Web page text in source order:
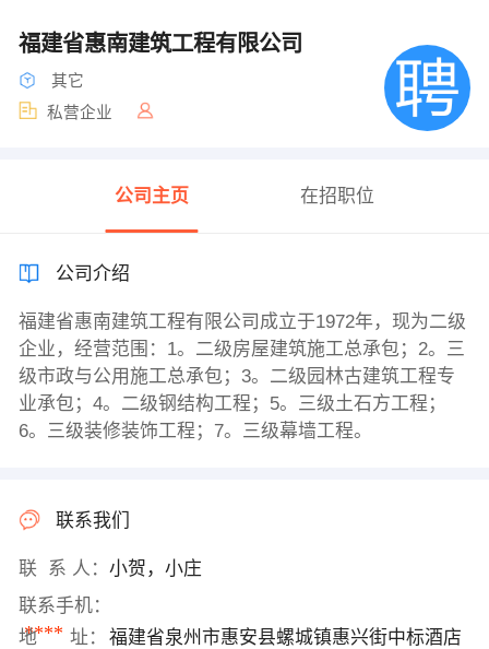
福建省惠南建筑工程有限公司
其它
私营企业
公司主页 在招职位
公司介绍
福建省惠南建筑工程有限公司成立于1972年，现为二级
企业，经营范围：1。二级房屋建筑施工总承包；2。三
级市政与公用施工总承包；3。二级园林古建筑工程专
业承包；4。二级钢结构工程；5。三级土石方工程；
6。三级装修装饰工程；7。三级幕墙工程。
联系我们
联 系 人： 小贺，小庄
联系手机：
****
地 址：
福建省泉州市惠安县螺城镇惠兴街中标酒店